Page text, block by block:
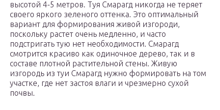
высотой 4-5 метров. Туя Смарагд никогда не теряет
своего яркого зеленого оттенка. Это оптимальный
вариант для формирования живой изгороди,
поскольку растет очень медленно, и часто
подстригать тую нет необходимости. Смарагд
смотрится красиво как одиночное дерево, так и в
составе плотной растительной стены. Живую
изгородь из туи Смарагд нужно формировать на том
участке, где нет застоя влаги и чрезмерно сухой
почвы.